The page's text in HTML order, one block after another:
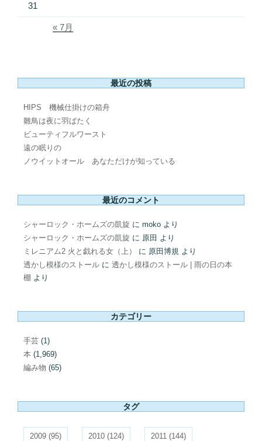
31
« 7月
最近の投稿
HIPS 機械仕掛けの箱舟
雛鳥は夜に羽ばたく
ビューティフルワースト
遠の眠りの
ノウイットオール あなただけが知っている
最近のコメント
シャーロック・ホームズの凱旋 に moko より
シャーロック・ホームズの凱旋 に 原田 より
ミレニアム2 火と戯れる女（上）
に 原田博規 より
透かし模様のストール に 透かし模様のストール | 雨の日の本
棚 より
カテゴリー
手芸 (1)
本 (1,969)
編み物 (65)
タグ
2009 (95) 2010 (124) 2011 (144)